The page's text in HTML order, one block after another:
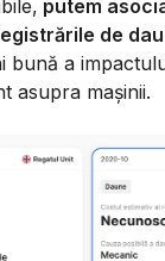
putem
de
bună a
asupra mașinii.